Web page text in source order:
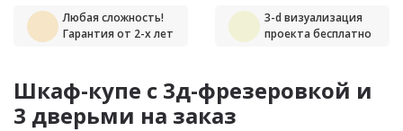
Любая сложность!
Гарантия от 2-х лет
3-d визуализация
проекта бесплатно
Шкаф-купе с 3д-фрезеровкой и
3 дверьми на заказ